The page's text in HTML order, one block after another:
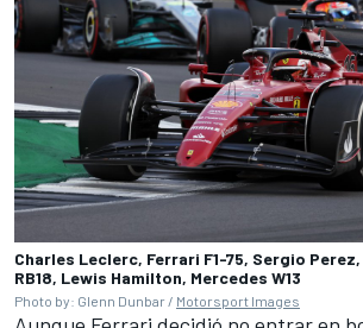
Charles Leclerc, Ferrari F1-75, Sergio
RB18, Lewis Hamilton, Mercedes W13
Photo by: Glenn Dunbar / Motorsport Images